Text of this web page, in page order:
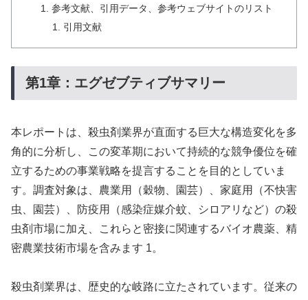
参考文献、引用データ、参考ウェブサイトのリスト
引用文献
第1章：エグゼブティブサマリー
本レポートは、殺虫剤業界が直面する巨大な構造変化を多
角的に分析し、この変革期において持続的な競争優位を確
立するための事業戦略を提言することを目的としていま
す。調査対象は、農業用（穀物、園芸）、家庭用（不快害
虫、園芸）、防疫用（感染症媒介蚊、シロアリなど）の殺
虫剤市場に加え、これらと密接に関連するバイオ農薬、精
密農業技術市場を含みます 1。
殺虫剤業界は、歴史的な岐路に立たされています。従来の